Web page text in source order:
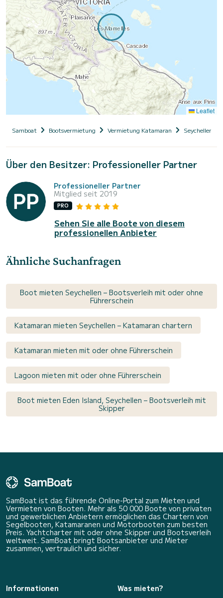
Leaflet
Samboat Bootsvermietung Vermietung Katamaran Seychellen
Über den Besitzer: Professioneller Partner
Professioneller Partner
Mitglied seit 2019
PRO
Sehen Sie alle Boote von diesem
professionellen Anbieter
Ähnliche Suchanfragen
Boot mieten Seychellen – Bootsverleih mit oder ohne
Führerschein
Katamaran mieten Seychellen – Katamaran chartern
Katamaran mieten mit oder ohne Führerschein
Lagoon mieten mit oder ohne Führerschein
Boot mieten Eden Island, Seychellen – Bootsverleih mit
Skipper
SamBoat ist das führende Online-Portal zum Mieten und
Vermieten von Booten. Mehr als 50 000 Boote von privaten
und gewerblichen Anbietern ermöglichen das Chartern von
Segelbooten, Katamaranen und Motorbooten zum besten
Preis. Yachtcharter mit oder ohne Skipper und Bootsverleih
weltweit. SamBoat bringt Bootsanbieter und Mieter
zusammen, vertraulich und sicher.
Informationen
Was mieten?